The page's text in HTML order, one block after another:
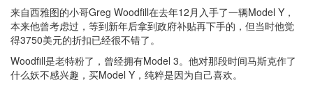
来自西雅图的小哥Greg Woodfill在去年12月入手了一辆Model Y，
本来他曾考虑过，等到新年后拿到政府补贴再下手的，但当时他觉
得3750美元的折扣已经很不错了。
Woodfill是老特粉了，曾经拥有Model 3。他对那段时间马斯克作了
什么妖不感兴趣，买Model Y，纯粹是因为自己喜欢。